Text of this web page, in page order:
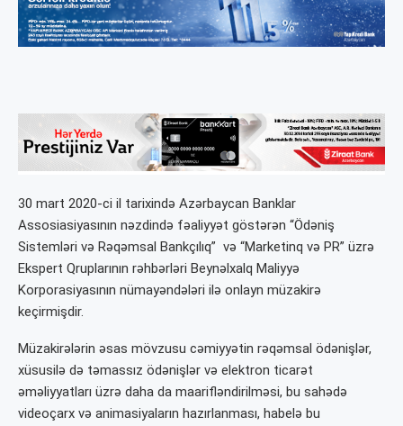
30 mart 2020-ci il tarixində Azərbaycan Banklar
Assosiasiyasının nəzdində fəaliyyət göstərən “Ödəniş
Sistemləri və Rəqəmsal Bankçılıq” və “Marketinq və PR” üzrə
Ekspert Qruplarının rəhbərləri Beynəlxalq Maliyyə
Korporasiyasının nümayəndələri ilə onlayn müzakirə
keçirmişdir.
Müzakirələrin əsas mövzusu cəmiyyətin rəqəmsal ödənişlər,
xüsusilə də təmassız ödənişlər və elektron ticarət
əməliyyatları üzrə daha da maarifləndirilməsi, bu sahədə
videoçarx və animasiyaların hazırlanması, habelə bu